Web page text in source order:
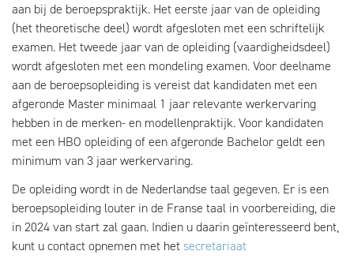
aan bij de beroepspraktijk. Het eerste jaar van de opleiding
(het theoretische deel) wordt afgesloten met een schriftelijk
examen. Het tweede jaar van de opleiding (vaardigheidsdeel)
wordt afgesloten met een mondeling examen. Voor deelname
aan de beroepsopleiding is vereist dat kandidaten met een
afgeronde Master minimaal 1 jaar relevante werkervaring
hebben in de merken- en modellenpraktijk. Voor kandidaten
met een HBO opleiding of een afgeronde Bachelor geldt een
minimum van 3 jaar werkervaring.
De opleiding wordt in de Nederlandse taal gegeven. Er is een
beroepsopleiding louter in de Franse taal in voorbereiding, die
in 2024 van start zal gaan. Indien u daarin geïnteresseerd bent,
kunt u contact opnemen met hetsecretariaat